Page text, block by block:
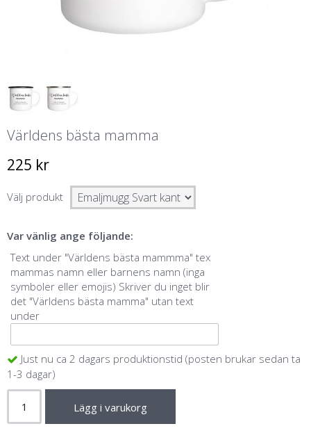
Världens bästa mamma
225 kr
Välj produkt
Var vänlig ange följande:
Text under "Världens bästa mammma" tex
mammas namn eller barnens namn (inga
symboler eller emojis) Skriver du inget blir
det "Världens bästa mamma" utan text
under
Just nu ca 2 dagars produktionstid (posten brukar sedan ta
1-3 dagar)
Lägg i varukorg